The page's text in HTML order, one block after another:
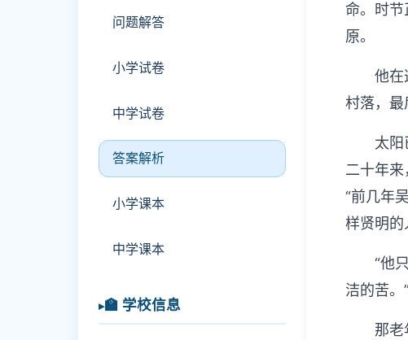
问题解答
小学试卷
中学试卷
答案解析
小学课本
中学课本
🏫 学校信息
命。时节
原。
他在
村落，最
太阳
二十年来
“前几年
样贤明的
“他
洁的苦。
那